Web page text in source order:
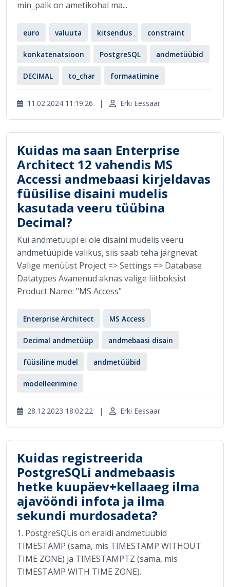
min_palk on ametikohal ma...
euro valuuta kitsendus constraint
konkatenatsioon PostgreSQL andmetüübid
DECIMAL to_char formaatimine
11.02.2024 11:19:26 | Erki Eessaar
Kuidas ma saan Enterprise
Architect 12 vahendis MS
Accessi andmebaasi kirjeldavas
füüsilise disaini mudelis
kasutada veeru tüübina
Decimal?
Kui andmetüüpi ei ole disaini mudelis veeru
andmetüüpide valikus, siis saab teha järgnevat.
Valige menüüst Project => Settings => Database
Datatypes Avanenud aknas valige liitboksist
Product Name: "MS Access"
Enterprise Architect MS Access
Decimal andmetüüp andmebaasi disain
füüsiline mudel andmetüübid
modelleerimine
28.12.2023 18:02:22 | Erki Eessaar
Kuidas registreerida
PostgreSQLi andmebaasis
hetke kuupäev+kellaaeg ilma
ajavööndi infota ja ilma
sekundi murdosadeta?
1. PostgreSQLis on eraldi andmetüübid
TIMESTAMP (sama, mis TIMESTAMP WITHOUT
TIME ZONE) ja TIMESTAMPTZ (sama, mis
TIMESTAMP WITH TIME ZONE).